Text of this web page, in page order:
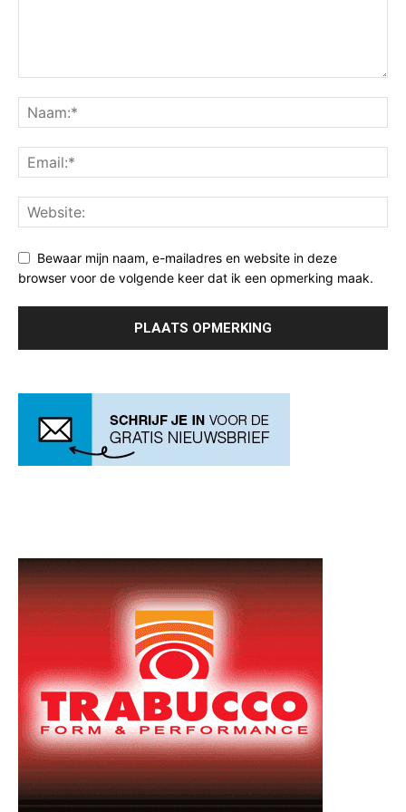
Bewaar mijn naam, e-mailadres en website in deze
browser voor de volgende keer dat ik een opmerking maak.